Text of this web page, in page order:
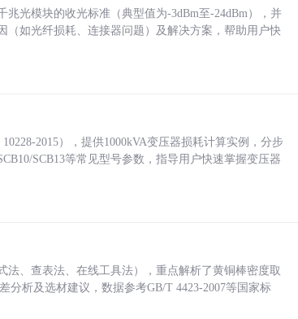
光模块的收光标准（典型值为-3dBm至-24dBm），并
如光纤损耗、连接器问题）及解决方案，帮助用户快
2015），提供1000kVA变压器损耗计算实例，分步
SCB13等常见型号参数，指导用户快速掌握变压器
、查表法、在线工具法），重点解析了黄铜棒密度取
分析及选材建议，数据参考GB/T 4423-2007等国家标